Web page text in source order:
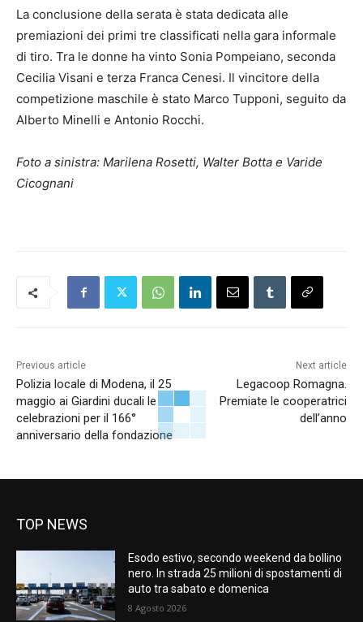
La conclusione della serata è stata dedicata alle
premiazioni dei primi tre classificati nella gara informale
di tiro. Tra le donne ha vinto Sonia Pompeiano, seconda
Cecilia Visani e terza Franca Cenesi. Il vincitore della
competizione maschile è stato Marco Tupponi, seguito da
Alberto Minelli e Antonio Rocchi.
Foto a sinistra: Marilena Rosetti, Walter Botta e Varide
Cicognani
Previous article
Polizia locale di Modena, il 25
maggio ai Giardini ducali le
celebrazioni per il 166°
anniversario della fondazione
Next article
Legacoop Romagna.
Premiate le cooperatrici
dell’anno
TOP NEWS
Esodo estivo, secondo weekend da bollino
nero. In strada 25 milioni di spostamenti di
auto tra sabato e domenica
8 Agosto 2026